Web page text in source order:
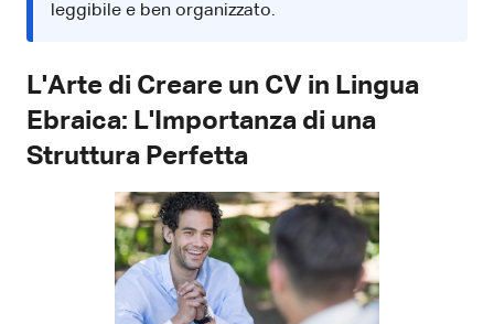
leggibile e ben organizzato.
L'Arte di Creare un CV in Lingua
Ebraica: L'Importanza di una
Struttura Perfetta